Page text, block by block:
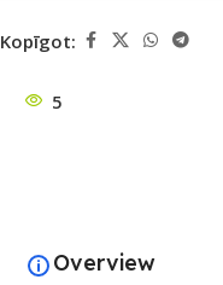
Kopīgot:
5
Overview